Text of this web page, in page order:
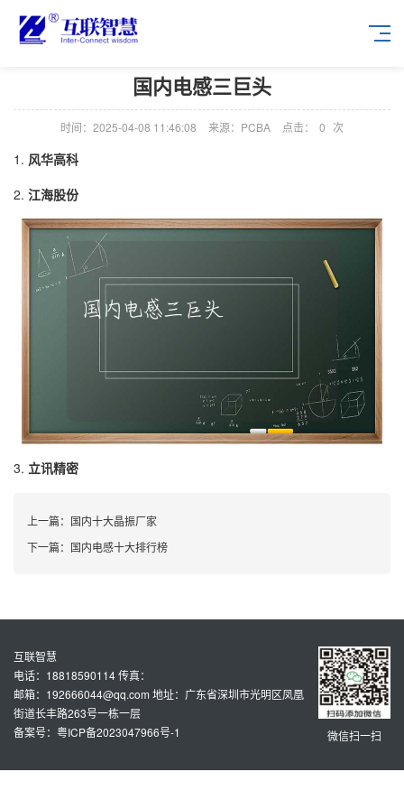
国内电感三巨头
时间：2025-04-08 11:46:08 来源：PCBA 点击： 0 次
1. 风华高科
2. 江海股份
3. 立讯精密
上一篇： 国内十大晶振厂家
下一篇： 国内电感十大排行榜
微信扫一扫
互联智慧
电话：18818590114 传真：
邮箱：192666044@qq.com 地址：广东省深圳市光明区凤凰
街道长丰路263号一栋一层
备案号：粤ICP备2023047966号-1